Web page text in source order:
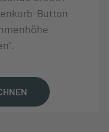
LUFTGEFEDERT
MAXXIS REKON 29X2.4
MERIDA COMP CC II
Button